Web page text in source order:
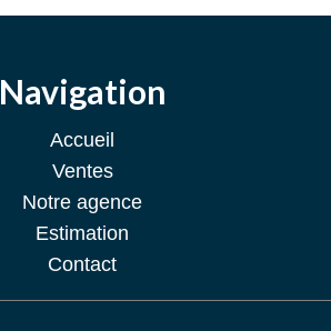
Navigation
Accueil
Ventes
Notre agence
Estimation
Contact